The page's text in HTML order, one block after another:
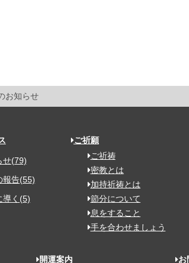
お知らせ
せ(79)
報告(55)
導く(5)
ご祈願
ご祈祷
密教とは
加持祈祷とは
節分について
息をすること
手を合わせましょう
開運案内 お